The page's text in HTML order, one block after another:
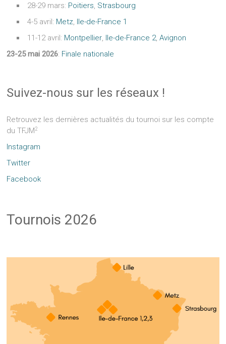
28-29 mars: Poitiers, Strasbourg
4-5 avril: Metz, Ile-de-France 1
11-12 avril: Montpellier, Ile-de-France 2,Avignon
23-25 mai 2026: Finale nationale
Suivez-nous sur les réseaux !
Retrouvez les dernières actualités du tournoi sur les compte
du TFJM2
Instagram
Twitter
Facebook
Tournois 2026